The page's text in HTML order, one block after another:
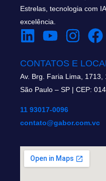
Estrelas, tecnologia com
excelência.
CONTATOS E
Av. Brg. Faria Lima, 1713,
São Paulo – SP | CEP:
11 93017-0096
contato@gabor.com.vc